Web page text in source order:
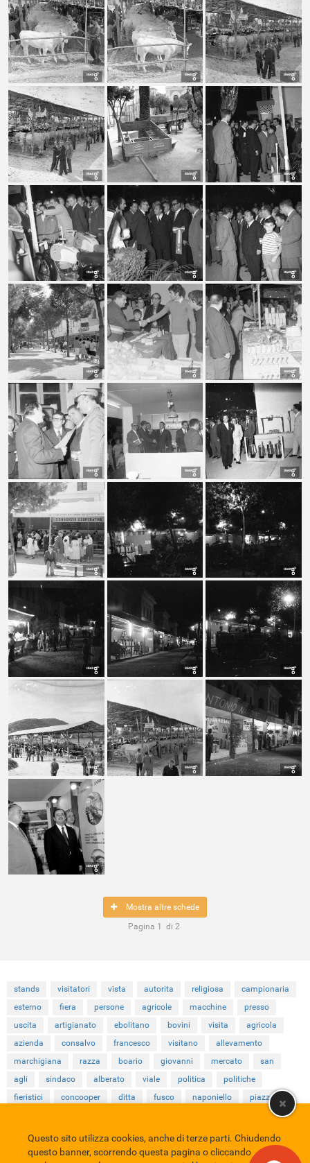
Mostra altre schede
Pagina 1 di 2
stands visitatori vista autorita religiosa
campionaria
esterno
fiera persone agricole macchine
presso
uscita
artigianato ebolitano bovini visita
agricola
azienda
consalvo francesco visitano
allevamento
marchigiana
razza boario giovanni mercato
san
agli
sindaco alberato viale politica
politiche
fieristici
concooper ditta fusco naponiello piazza
Comune di Eboli Servizio Bibliotecario Nazionale
Privacy policy
Questo sito utilizza cookies, anche di terze parti. Chiudendo
questo banner, scorrendo questa pagina o cliccando